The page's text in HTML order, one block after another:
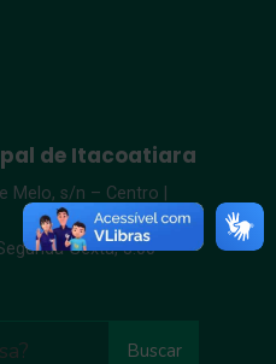
de Itacoatiara
Melo, s/n – Centro |
Sexta, 8:00 –
Buscar